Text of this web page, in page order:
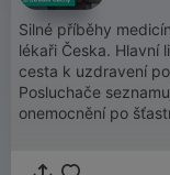
Silné příběhy
lékaři Česka. Hlavní
cesta k uzdravení
Posluchače
onemocnění po